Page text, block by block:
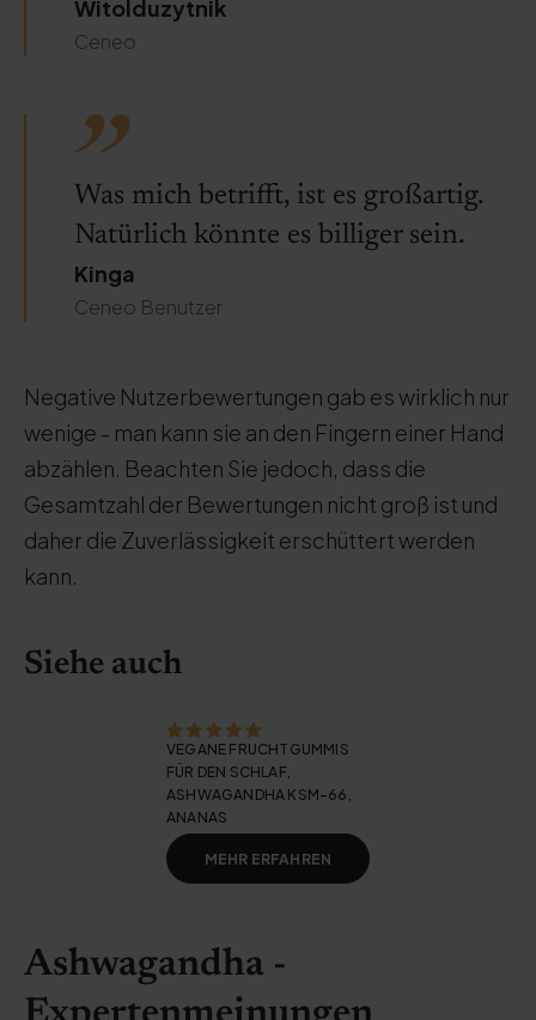
Witolduzytnik
Ceneo
Was mich betrifft, ist es großartig.
Natürlich könnte es billiger sein.
Kinga
Ceneo Benutzer
Negative Nutzerbewertungen gab es wirklich nur
wenige - man kann sie an den Fingern einer Hand
abzählen. Beachten Sie jedoch, dass die
Gesamtzahl der Bewertungen nicht groß ist und
daher die Zuverlässigkeit erschüttert werden
kann.
Siehe auch
VEGANE FRUCHTGUMMIS
FÜR DEN SCHLAF,
ASHWAGANDHA KSM-66,
ANANAS
MEHR ERFAHREN
Ashwagandha -